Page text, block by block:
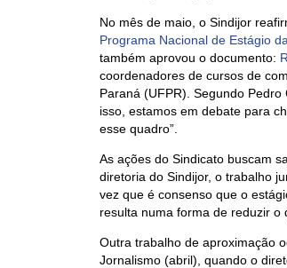
No mês de maio, o Sindijor
Programa Nacional de Estágio
também aprovou o documento:
coordenadores de cursos de
Paraná (UFPR). Segundo
isso, estamos em debate para
esse quadro”.
As ações do Sindicato buscam
diretoria do Sindijor, o trabalho
vez que é consenso que o
resulta numa forma de reduzir o
Outra trabalho de aproximação
Jornalismo (abril), quando o